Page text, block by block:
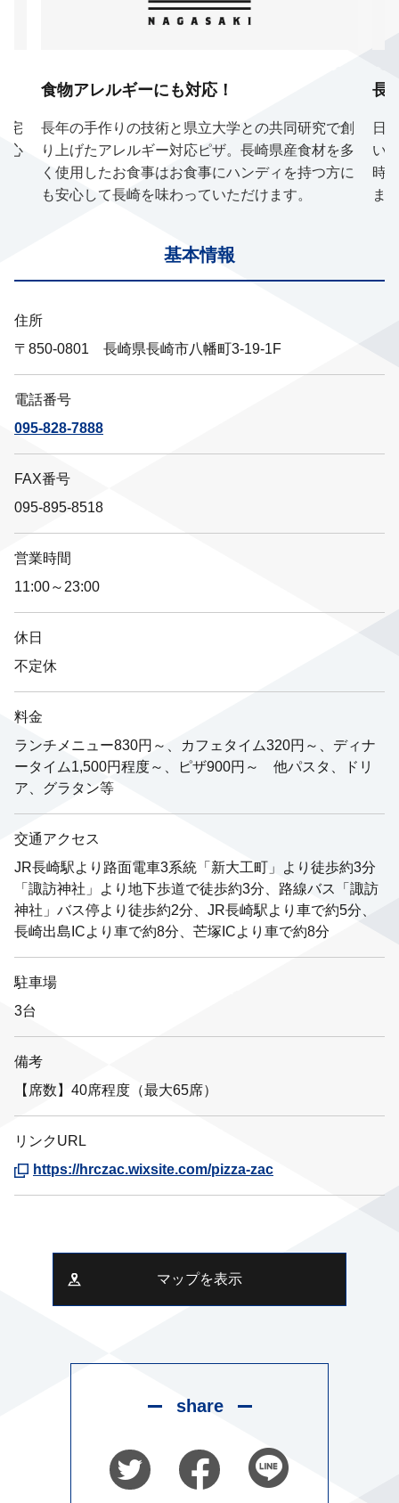
宅
心
食物アレルギーにも対応！
長年の手作りの技術と県立大学との共同研究で創
り上げたアレルギー対応ピザ。長崎県産食材を多
く使用したお食事はお食事にハンディを持つ方に
も安心して長崎を味わっていただけます。
長
日
い
時
ま
基本情報
住所
〒850-0801 長崎県長崎市八幡町3-19-1F
電話番号
095-828-7888
FAX番号
095-895-8518
営業時間
11:00～23:00
休日
不定休
料金
ランチメニュー830円～、カフェタイム320円～、ディナ
ータイム1,500円程度～、ピザ900円～ 他パスタ、ドリ
ア、グラタン等
交通アクセス
JR長崎駅より路面電車3系統「新大工町」より徒歩約3分
「諏訪神社」より地下歩道で徒歩約3分、路線バス「諏訪
神社」バス停より徒歩約2分、JR長崎駅より車で約5分、
長崎出島ICより車で約8分、芒塚ICより車で約8分
駐車場
3台
備考
【席数】40席程度（最大65席）
リンクURL
https://hrczac.wixsite.com/pizza-zac
マップを表示
share